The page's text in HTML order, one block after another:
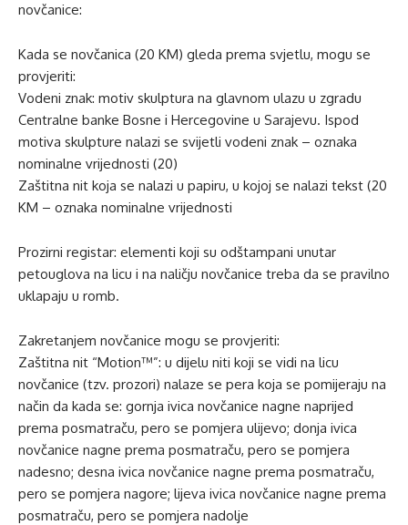
novčanice:
Kada se novčanica (20 KM) gleda prema svjetlu, mogu se
provjeriti:
Vodeni znak: motiv skulptura na glavnom ulazu u zgradu
Centralne banke Bosne i Hercegovine u Sarajevu. Ispod
motiva skulpture nalazi se svijetli vodeni znak – oznaka
nominalne vrijednosti (20)
Zaštitna nit koja se nalazi u papiru, u kojoj se nalazi tekst (20
KM – oznaka nominalne vrijednosti
Prozirni registar: elementi koji su odštampani unutar
petouglova na licu i na naličju novčanice treba da se pravilno
uklapaju u romb.
Zakretanjem novčanice mogu se provjeriti:
Zaštitna nit “Motion™”: u dijelu niti koji se vidi na licu
novčanice (tzv. prozori) nalaze se pera koja se pomijeraju na
način da kada se: gornja ivica novčanice nagne naprijed
prema posmatraču, pero se pomjera ulijevo; donja ivica
novčanice nagne prema posmatraču, pero se pomjera
nadesno; desna ivica novčanice nagne prema posmatraču,
pero se pomjera nagore; lijeva ivica novčanice nagne prema
posmatraču, pero se pomjera nadolje